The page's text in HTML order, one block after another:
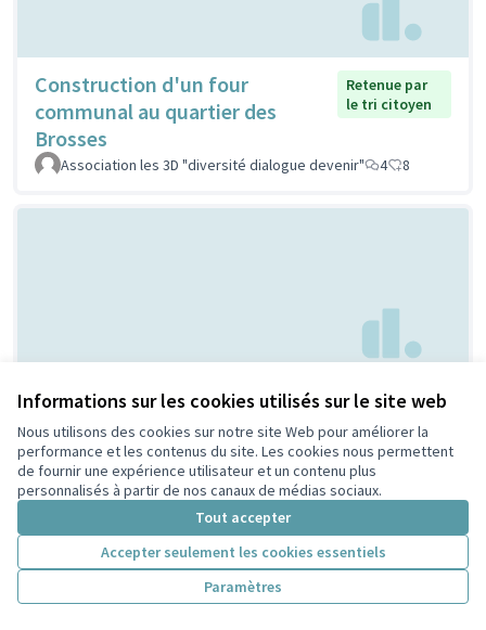
Informations sur les cookies utilisés sur le site web
Nous utilisons des cookies sur notre site Web pour améliorer la
performance et les contenus du site. Les cookies nous permettent
de fournir une expérience utilisateur et un contenu plus
personnalisés à partir de nos canaux de médias sociaux.
Tout accepter
Accepter seulement les cookies essentiels
Paramètres
Construction d'un four
communal au quartier des
Brosses
Retenue par
le tri citoyen
Association les 3D "diversité dialogue devenir" 4 8
Creation d'espaces
jeunesse
Non retenue par le tri
Bouaziz
1 4